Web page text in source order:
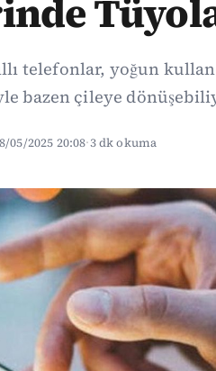
telefonlar, yoğun
bazen çileye
05/2025 20:08·3 dk okuma